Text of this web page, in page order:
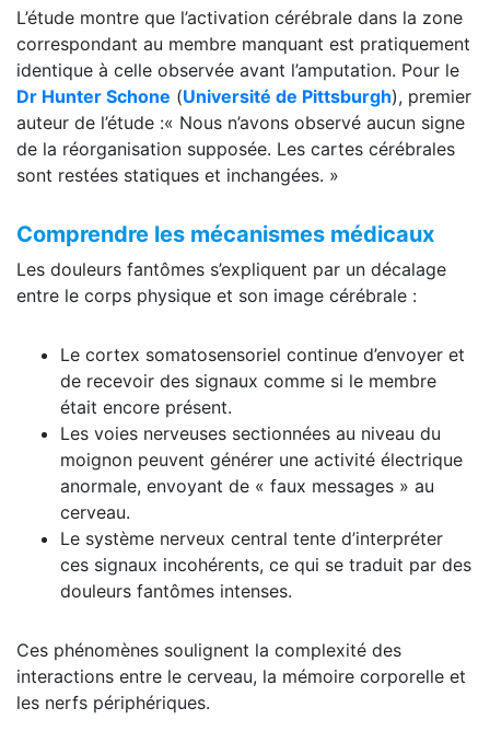
L’étude montre que l’activation cérébrale dans la zone
correspondant au membre manquant est pratiquement
identique à celle observée avant l’amputation. Pour le
Dr Hunter Schone (Université de Pittsburgh), premier
auteur de l’étude :« Nous n’avons observé aucun signe
de la réorganisation supposée. Les cartes cérébrales
sont restées statiques et inchangées. »
Comprendre les mécanismes médicaux
Les douleurs fantômes s’expliquent par un décalage
entre le corps physique et son image cérébrale :
Le cortex somatosensoriel continue d’envoyer et
de recevoir des signaux comme si le membre
était encore présent.
Les voies nerveuses sectionnées au niveau du
moignon peuvent générer une activité électrique
anormale, envoyant de « faux messages » au
cerveau.
Le système nerveux central tente d’interpréter
ces signaux incohérents, ce qui se traduit par des
douleurs fantômes intenses.
Ces phénomènes soulignent la complexité des
interactions entre le cerveau, la mémoire corporelle et
les nerfs périphériques.